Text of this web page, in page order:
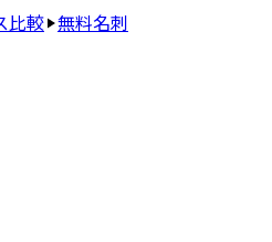
比較 無料名刺